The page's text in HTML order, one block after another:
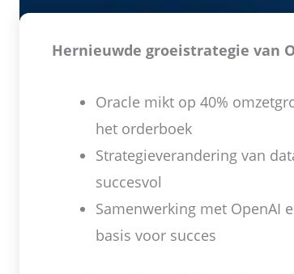
Hernieuwde groeistrategie van
Oracle mikt op 40%
het orderboek
Strategieverandering van
succesvol
Samenwerking met OpenAI
basis voor succes